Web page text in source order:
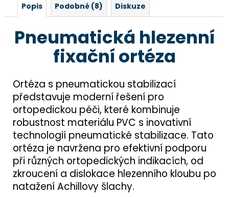
Popis Podobné (8) Diskuze
Pneumatická hlezenní
fixační ortéza
Ortéza s pneumatickou stabilizací
představuje moderní řešení pro
ortopedickou péči, které kombinuje
robustnost materiálu PVC s inovativní
technologií pneumatické stabilizace. Tato
ortéza je navržena pro efektivní podporu
při různých ortopedických indikacích, od
zkroucení a dislokace hlezenního kloubu po
natažení Achillovy šlachy.